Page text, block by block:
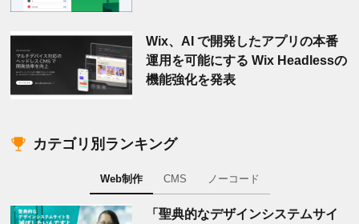
Wix、AI で開発したアプリの本番
運用を可能にする Wix Headlessの
機能強化を発表
カテゴリ別ランキング
Web制作 CMS ノーコード
「聖典的なデザインシステムサイ